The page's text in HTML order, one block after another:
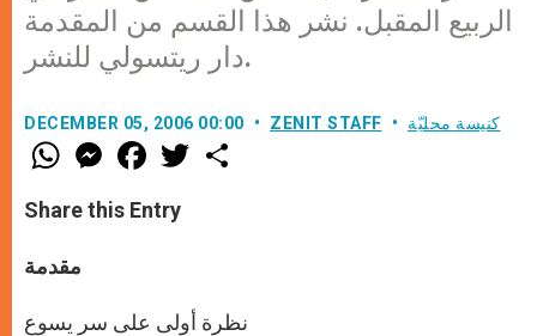
الربيع المقبل. نشر هذا القسم من المقدمة
دار ريتسولي للنشر.
DECEMBER 05, 2006 00:00 ZENIT STAFF كنيسة محليّة
W
h
t
s
p
p
M
e
s
e
F
a
e
b
w
Share this Entry
مقدمة
نظرة أولى على سر يسوع